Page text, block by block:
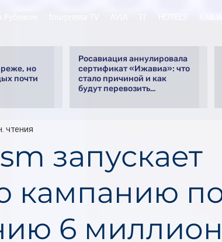
реже, но
почти
Росавиация аннулировала
сертификат «Ижавиа»: что
стало причиной и как
будут перевозить
запускает
кампанию
6
чтения